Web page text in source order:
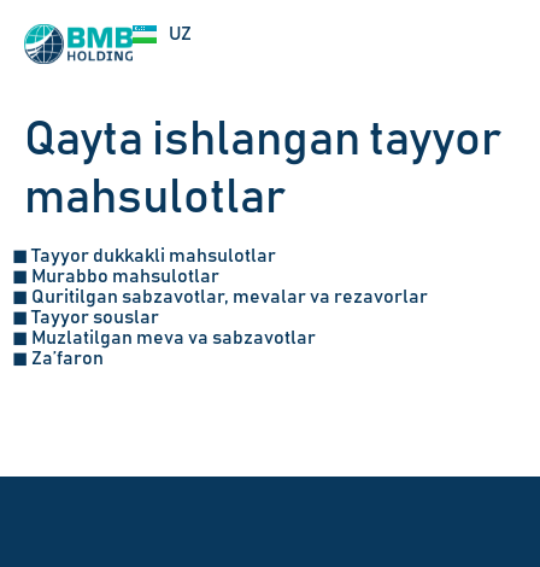
UZ
RU
Qayta ishlangan tayyor
mahsulotlar
◼ Tayyor dukkakli mahsulotlar
◼ Murabbo mahsulotlar
◼ Quritilgan sabzavotlar, mevalar va rezavorlar
◼ Tayyor souslar
◼ Muzlatilgan meva va sabzavotlar
◼ Za’faron